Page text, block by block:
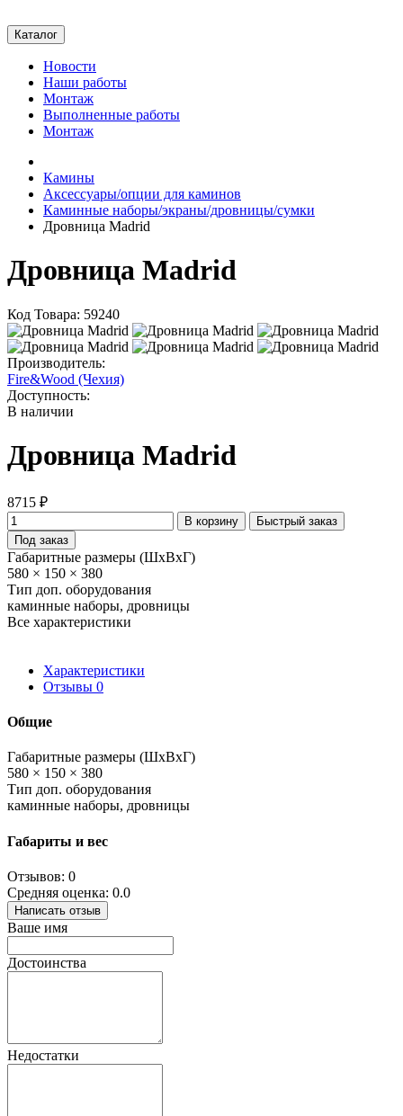
Каталог
Новости
Наши работы
Монтаж
Выполненные работы
Монтаж
Камины
Аксессуары/опции для каминов
Каминные наборы/экраны/дровницы/сумки
Дровница Madrid
Дровница Madrid
Код Товара: 59240
Производитель:
Fire&Wood (Чехия)
Доступность:
В наличии
Дровница Madrid
8715 ₽
В корзину
Быстрый заказ
Под заказ
Габаритные размеры (ШхВхГ)
580 × 150 × 380
Тип доп. оборудования
каминные наборы, дровницы
Все характеристики
Характеристики
Отзывы 0
Общие
Габаритные размеры (ШхВхГ)
580 × 150 × 380
Тип доп. оборудования
каминные наборы, дровницы
Габариты и вес
Отзывов: 0
Средняя оценка: 0.0
Написать отзыв
Ваше имя
Достоинства
Недостатки